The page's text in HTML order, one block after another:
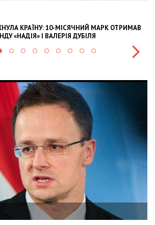
КРАЇНУ: 10-МІСЯЧНИЙ МАРК ОТРИМАВ
«НАДІЯ» І ВАЛЕРІЯ ДУБІЛЯ